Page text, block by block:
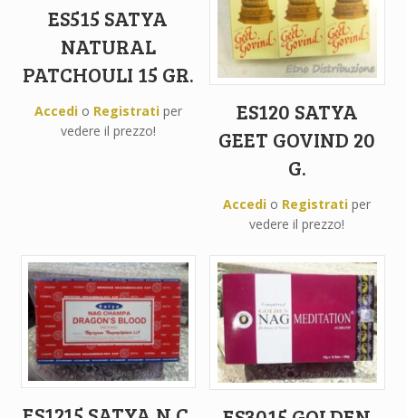
ES515 SATYA
NATURAL
PATCHOULI 15 GR.
Accedio Registratiper
vedere il prezzo!
ES120 SATYA
GEET GOVIND 20
G.
Accedi o Registrati per
vedere il prezzo!